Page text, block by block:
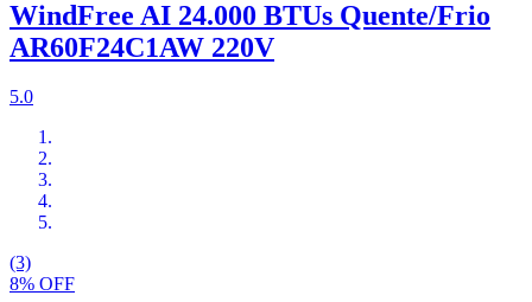
WindFree AI 24.000 BTUs Quente/Frio
AR60F24C1AW 220V
5.0
(3)
8% OFF